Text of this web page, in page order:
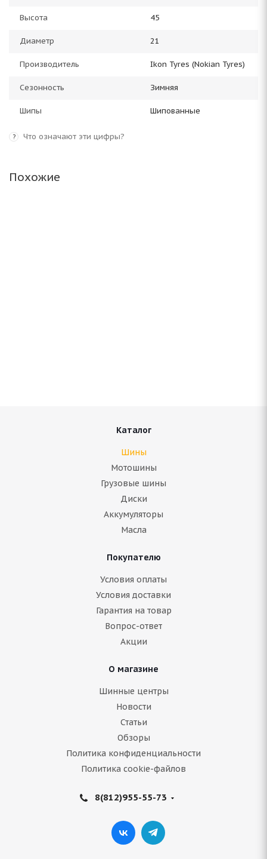
Высота 45
Диаметр 21
Производитель Ikon Tyres (Nokian Tyres)
Сезонность Зимняя
Шипы Шипованные
? Что означают эти цифры?
Похожие
ARIVO ICE CLAW ARW7 275/45 R21 110T
Каталог
Шины
Мотошины
Грузовые шины
Диски
Аккумуляторы
Масла
Покупателю
Условия оплаты
Условия доставки
Гарантия на товар
Вопрос-ответ
Акции
О магазине
Шинные центры
Новости
Статьи
Обзоры
Политика конфиденциальности
Политика cookie-файлов
8(812)955-55-73